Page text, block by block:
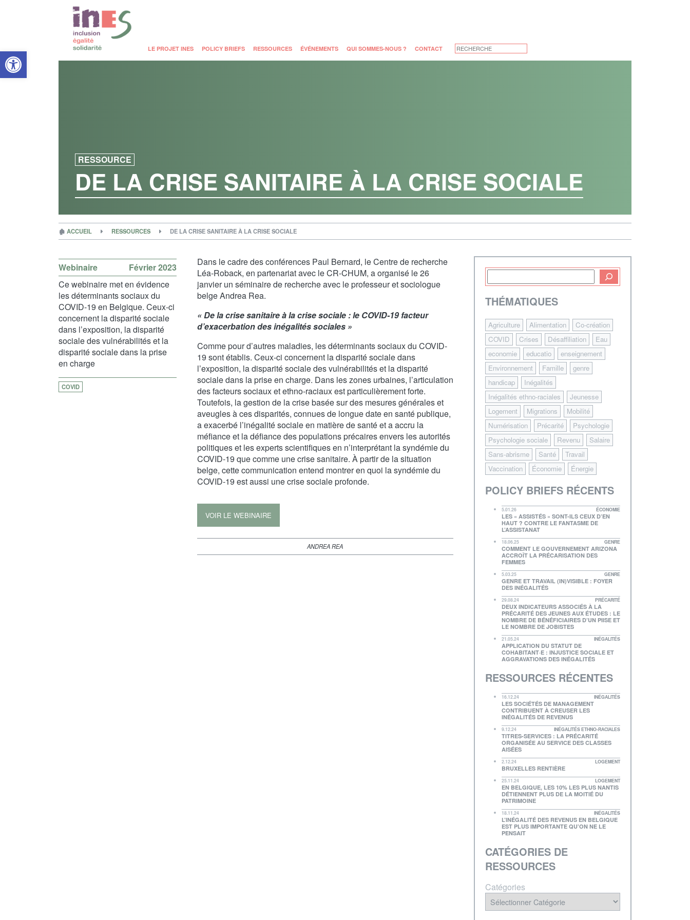
Open toolbar LE PROJET INES POLICY BRIEFS RESSOURCES ÉVÉNEMENTS QUI SOMMES-NOUS ? CONTACT
RESSOURCE
DE LA CRISE SANITAIRE À LA CRISE SOCIALE
🏚 ACCUEIL RESSOURCES DE LA CRISE SANITAIRE À LA CRISE SOCIALE
Webinaire
Février 2023
Ce webinaire met en évidence
les déterminants sociaux du
COVID-19 en Belgique. Ceux-ci
concernent la disparité sociale
dans l’exposition, la disparité
sociale des vulnérabilités et la
disparité sociale dans la prise
en charge
COVID
Dans le cadre des conférences Paul Bernard, le Centre de recherche
Léa-Roback, en partenariat avec le CR-CHUM, a organisé le 26
janvier un séminaire de recherche avec le professeur et sociologue
belge Andrea Rea.
« De la crise sanitaire à la crise sociale : le COVID-19 facteur
d’exacerbation des inégalités sociales »
Comme pour d’autres maladies, les déterminants sociaux du COVID-
19 sont établis. Ceux-ci concernent la disparité sociale dans
l’exposition, la disparité sociale des vulnérabilités et la disparité
sociale dans la prise en charge. Dans les zones urbaines, l’articulation
des facteurs sociaux et ethno-raciaux est particulièrement forte.
Toutefois, la gestion de la crise basée sur des mesures générales et
aveugles à ces disparités, connues de longue date en santé publique,
a exacerbé l’inégalité sociale en matière de santé et a accru la
méfiance et la défiance des populations précaires envers les autorités
politiques et les experts scientifiques en n’interprétant la syndémie du
COVID-19 que comme une crise sanitaire. À partir de la situation
belge, cette communication entend montrer en quoi la syndémie du
COVID-19 est aussi une crise sociale profonde.
VOIR LE WEBINAIRE
ANDREA REA
THÉMATIQUES
Agriculture Alimentation
Co-création
COVID
Crises Désaffiliation
Eau
economie
educatio
enseignement
Environnement
Famille
genre
handicap
Inégalités
Inégalités ethno-raciales
Jeunesse
Logement
Migrations
Mobilité
Numérisation
Précarité
Psychologie
Psychologie sociale
Revenu
Salaire
Sans-abrisme
Santé
Travail
Vaccination
Économie Énergie
POLICY BRIEFS RÉCENTS
5.01.26 ÉCONOMIE
LES « ASSISTÉS » SONT-ILS CEUX D’EN
HAUT ? CONTRE LE FANTASME DE
L’ASSISTANAT
18.06.25 GENRE
COMMENT LE GOUVERNEMENT ARIZONA
ACCROÎT LA PRÉCARISATION DES
FEMMES
5.03.25 GENRE
GENRE ET TRAVAIL (IN)VISIBLE : FOYER
DES INÉGALITÉS
29.08.24 PRÉCARITÉ
DEUX INDICATEURS ASSOCIÉS À LA
PRÉCARITÉ DES JEUNES AUX ÉTUDES : LE
NOMBRE DE BÉNÉFICIAIRES D’UN PIISE ET
LE NOMBRE DE JOBISTES
21.05.24 INÉGALITÉS
APPLICATION DU STATUT DE
COHABITANT·E : INJUSTICE SOCIALE ET
AGGRAVATIONS DES INÉGALITÉS
RESSOURCES RÉCENTES
16.12.24 INÉGALITÉS
LES SOCIÉTÉS DE MANAGEMENT
CONTRIBUENT À CREUSER LES
INÉGALITÉS DE REVENUS
9.12.24 INÉGALITÉS ETHNO-RACIALES
TITRES-SERVICES : LA PRÉCARITÉ
ORGANISÉE AU SERVICE DES CLASSES
AISÉES
2.12.24 LOGEMENT
BRUXELLES RENTIÈRE
25.11.24 LOGEMENT
EN BELGIQUE, LES 10% LES PLUS NANTIS
DÉTIENNENT PLUS DE LA MOITIÉ DU
PATRIMOINE
18.11.24 INÉGALITÉS
L’INÉGALITÉ DES REVENUS EN BELGIQUE
EST PLUS IMPORTANTE QU’ON NE LE
PENSAIT
CATÉGORIES DE
RESSOURCES
Catégories